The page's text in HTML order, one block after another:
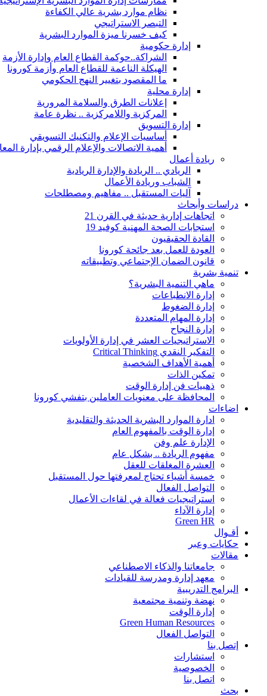
نظام موارد بشرية عالي الكفاءة
التبصر الاستراتيجي
كيف خسرنا ميزة الموارد البشرية
إدارة حكومية
الشراكة..حوكمة القطاع العام وإدارة الأزمة
الهيكلة الناعمة للقطاع العام وأزمة كورونا
ما المقصود بتغيير النهج الحكومي
إدارة محلية
إعلانات الطرق والسلامة المرورية
المركزية واللامركزية .. نظرة عامة
إدارة التسويق
أساسيات الإعلام والتكنيك التسويقي
أهمية الاتصالات والإعلام الرقمي بإدارة
ريادة أعمال
الريادي .. الريادة والإدارة الريادية
الشباب وريادة الأعمال
آليات المستقبل .. مفاهيم ومصطلحات
دراسات وأبحاث
اتجاهات إدارية حديثة في القرن 21
استجابات الصحة المهنية كوفيد 19
القادة الحقيقيون
العودة للعمل بعد جائحة كورونا
قانون الضمان الإجتماعي وتطبيقاته
تنمية بشرية
ماهي التنمية البشرية؟
إدارة الانطباعات
إدارة الضغوط
إدارة المهام المتعددة
إدارة النجاح
الاستراتيجيات العشر في إدارة الأولويات
التفكير النقدي Critical Thinking
أهمية الأهداف الشخصية
تمكين الذات
ذهبيات فن إدارة الوقت
المحافظة على معنويات العاملين بتفشي كورونا
اضاءات
ادارة الموارد البشرية الحديثة والتقليدية
إدارة الوقت بالمفهوم العام
الإدارة علم وفن
مفهوم الريادة .. بشكل عام
العشرة المغلقات للعقل
خمسة أشياء تحتاج لمعرفتها حول المستقبل
التواصل الفعال
استراتيجيات فعالة في لقاءات الأعمال
إدارة الآداء
Green HR
أقـوال
حكايات وعبر
مقالات
جامعاتنا والذكاء الاصطناعي
معهد إدارة ومدرسة للقيادات
البرامج التدريبية
نهضة وتنمية مجتمعية
إدارة الوقت
Green Human Resources
التواصل الفعال
إتصل بنا
استشارات
الخصوصية
اتصل بنا
بحث